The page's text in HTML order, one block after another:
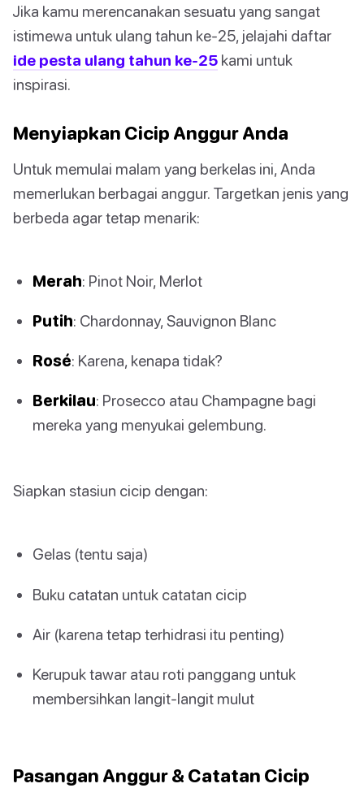
Jika kamu merencanakan sesuatu yang sangat
istimewa untuk ulang tahun ke-25, jelajahi daftar
ide pesta ulang tahun ke-25 kami untuk
inspirasi.
Menyiapkan Cicip Anggur Anda
Untuk memulai malam yang berkelas ini, Anda
memerlukan berbagai anggur. Targetkan jenis yang
berbeda agar tetap menarik:
Merah: Pinot Noir, Merlot
Putih: Chardonnay, Sauvignon Blanc
Rosé: Karena, kenapa tidak?
Berkilau: Prosecco atau Champagne bagi
mereka yang menyukai gelembung.
Siapkan stasiun cicip dengan:
Gelas (tentu saja)
Buku catatan untuk catatan cicip
Air (karena tetap terhidrasi itu penting)
Kerupuk tawar atau roti panggang untuk
membersihkan langit-langit mulut
Pasangan Anggur & Catatan Cicip